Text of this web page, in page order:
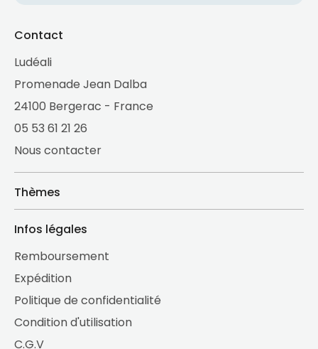
Contact
Ludéali
Promenade Jean Dalba
24100 Bergerac - France
05 53 61 21 26
Nous contacter
Thèmes
Infos légales
Remboursement
Expédition
Politique de confidentialité
Condition d'utilisation
C.G.V